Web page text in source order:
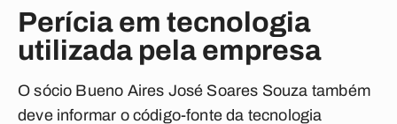
Perícia em tecnologia
utilizada pela empresa
O sócio Bueno Aires José Soares Souza também
deve informar o código-fonte da tecnologia